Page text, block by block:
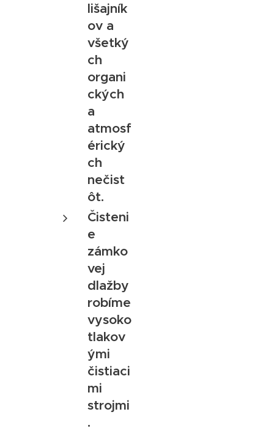
lišajník
ov a
všetký
ch
organi
ckých
a
atmosf
érický
ch
nečist
ôt.
Čisteni
e
zámko
vej
dlažby
robíme
vysoko
tlakov
ými
čistiaci
mi
strojmi
.